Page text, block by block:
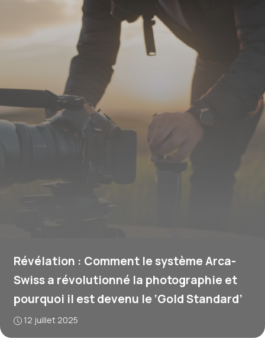
Révélation : Comment le système Arca-
Swiss a révolutionné la photographie et
pourquoi il est devenu le ‘Gold Standard’
12 juillet 2025